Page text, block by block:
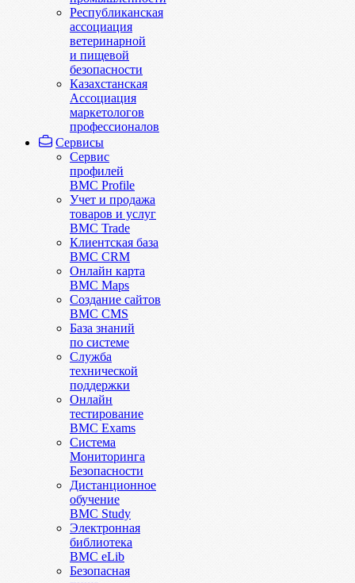
Республиканская
ассоциация
ветеринарной
и пищевой
безопасности
Казахстанская
Ассоциация
маркетологов
профессионалов
Сервисы
Сервис
профилей
BMC Profile
Учет и продажа
товаров и услуг
BMC Trade
Клиентская база
BMC CRM
Онлайн карта
BMC Maps
Создание сайтов
BMC CMS
База знаний
по системе
Служба
технической
поддержки
Онлайн
тестирование
BMC Exams
Система
Мониторинга
Безопасности
Дистанционное
обучение
BMC Study
Электронная
библиотека
BMC eLib
Безопасная